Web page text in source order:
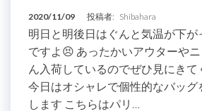
2020/11/09 投稿者: Shibahara
明日と明後日はぐんと気温が下が
ですよ😣 あったかいアウターや
ん入荷しているのでぜひ見にきて
今日はオシャレで個性的なバッグ
します こちらはパリ…